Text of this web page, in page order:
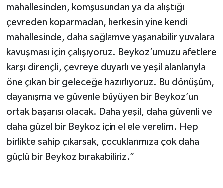
mahallesinden, komşusundan ya da alıştığı
çevreden koparmadan, herkesin yine kendi
mahallesinde, daha sağlamve yaşanabilir yuvalara
kavuşması için çalışıyoruz. Beykoz’umuzu afetlere
karşı dirençli, çevreye duyarlı ve yeşil alanlarıyla
öne çıkan bir geleceğe hazırlıyoruz. Bu dönüşüm,
dayanışma ve güvenle büyüyen bir Beykoz’un
ortak başarısı olacak. Daha yeşil, daha güvenli ve
daha güzel bir Beykoz için el ele verelim. Hep
birlikte sahip çıkarsak, çocuklarımıza çok daha
güçlü bir Beykoz bırakabiliriz.”